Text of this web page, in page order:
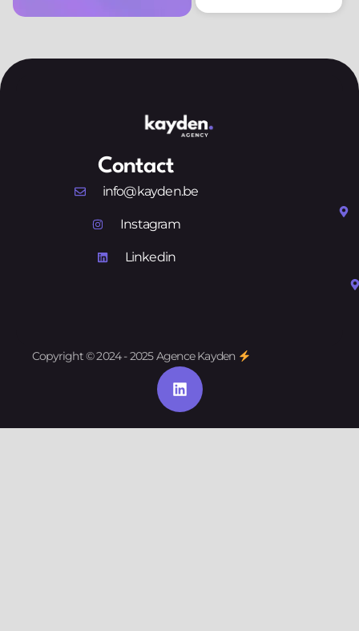
Contact
info@kayden.be
Instagram
Linkedin
Copyright © 2024 - 2025 Agence Kayden